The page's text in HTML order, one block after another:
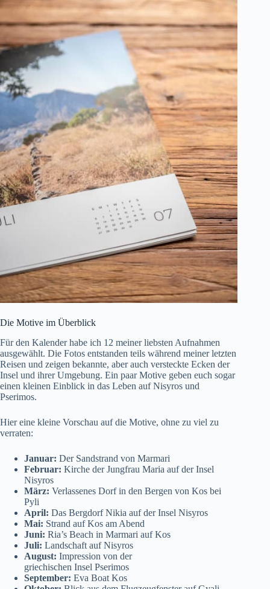
Die Motive im Überblick
Für den Kalender habe ich 12 meiner liebsten Aufnahmen
ausgewählt. Die Fotos entstanden teils während meiner letzten
Reisen und zeigen bekannte, aber auch versteckte Ecken der
Insel und ihrer Umgebung. Ein paar Motive geben euch sogar
einen kleinen Einblick in das Leben auf Nisyros und
Pserimos.
Hier eine kleine Vorschau auf die Motive, ohne zu viel zu
verraten:
Januar: Der Sandstrand von Marmari
Februar: Kirche der Jungfrau Maria auf der Insel
Nisyros
März: Verlassenes Dorf in den Bergen von Kos bei
Pyli
April: Das Bergdorf Nikia auf der Insel Nisyros
Mai: Strand auf Kos am Abend
Juni: Ria’s Beach in Marmari auf Kos
Juli: Landschaft auf Nisyros
August: Impression von der
griechischen Insel Pserimos
September: Eva Boat Kos